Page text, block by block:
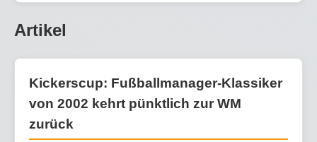
Artikel
Kickerscup: Fußballmanager-Klassiker
von 2002 kehrt pünktlich zur WM
zurück